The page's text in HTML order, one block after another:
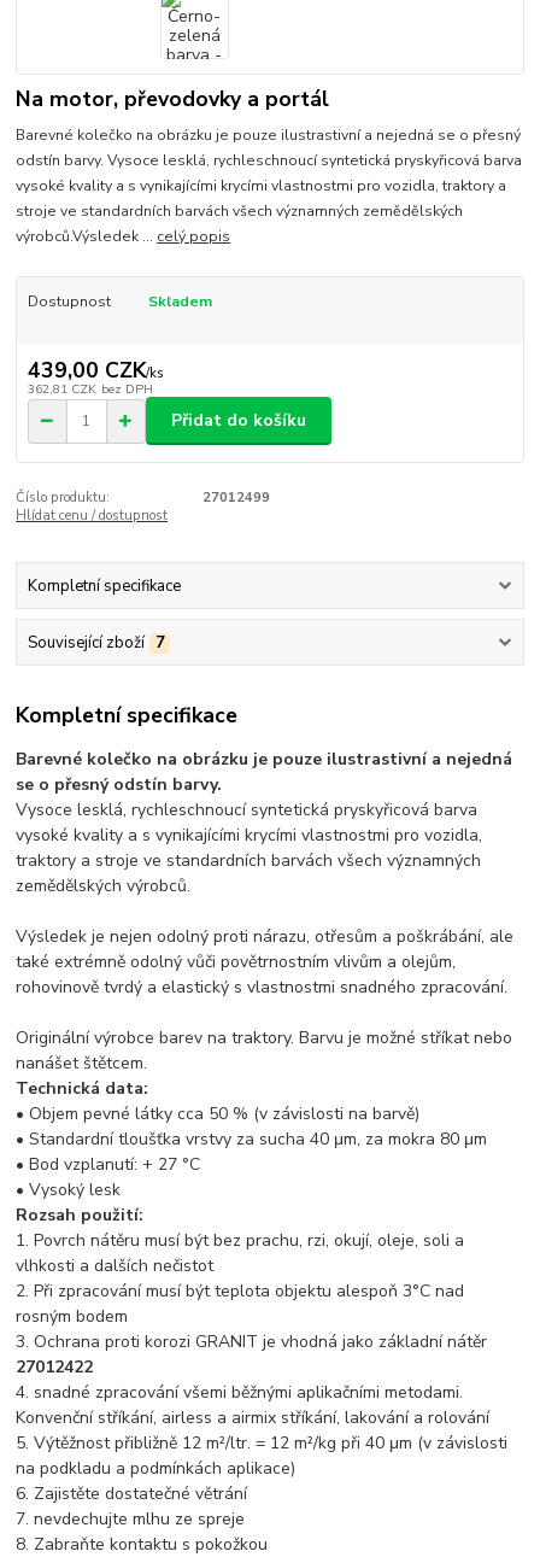
Na motor, převodovky a portál
Barevné kolečko na obrázku je pouze ilustrastivní a nejedná se o přesný
odstín barvy. Vysoce lesklá, rychleschnoucí syntetická pryskyřicová barva
vysoké kvality a s vynikajícími krycími vlastnostmi pro vozidla, traktory a
stroje ve standardních barvách všech významných zemědělských
výrobců.Výsledek ... celý popis
Dostupnost Skladem
439,00 CZK/ks
362,81 CZK bez DPH
Přidat do košíku
Číslo produktu:
27012499
Hlídat cenu / dostupnost
Kompletní specifikace
Související zboží 7
Kompletní specifikace
Barevné kolečko na obrázku je pouze ilustrastivní a nejedná
se o přesný odstín barvy.
Vysoce lesklá, rychleschnoucí syntetická pryskyřicová barva
vysoké kvality a s vynikajícími krycími vlastnostmi pro vozidla,
traktory a stroje ve standardních barvách všech významných
zemědělských výrobců.
Výsledek je nejen odolný proti nárazu, otřesům a poškrábání, ale
také extrémně odolný vůči povětrnostním vlivům a olejům,
rohovinově tvrdý a elastický s vlastnostmi snadného zpracování.
Originální výrobce barev na traktory. Barvu je možné stříkat nebo
nanášet štětcem.
Technická data:
• Objem pevné látky cca 50 % (v závislosti na barvě)
• Standardní tloušťka vrstvy za sucha 40 μm, za mokra 80 μm
• Bod vzplanutí: + 27 °C
• Vysoký lesk
Rozsah použití:
1. Povrch nátěru musí být bez prachu, rzi, okují, oleje, soli a
vlhkosti a dalších nečistot
2. Při zpracování musí být teplota objektu alespoň 3°C nad
rosným bodem
3. Ochrana proti korozi GRANIT je vhodná jako základní nátěr
27012422
4. snadné zpracování všemi běžnými aplikačními metodami.
Konvenční stříkání, airless a airmix stříkání, lakování a rolování
5. Výtěžnost přibližně 12 m²/ltr. = 12 m²/kg při 40 μm (v závislosti
na podkladu a podmínkách aplikace)
6. Zajistěte dostatečné větrání
7. nevdechujte mlhu ze spreje
8. Zabraňte kontaktu s pokožkou